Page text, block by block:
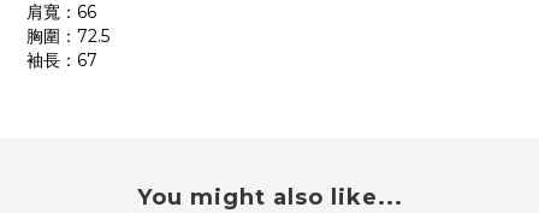
肩寬：66
胸圍：72.5
袖長：67
You might also like...